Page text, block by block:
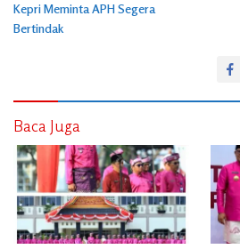
Kepri Meminta APH Segera
Bertindak
Baca Juga